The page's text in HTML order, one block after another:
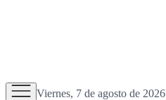
Viernes, 7 de agosto de 2026